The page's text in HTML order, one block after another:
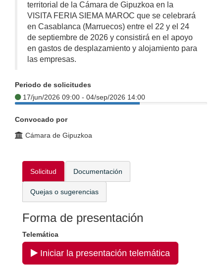
territorial de la Cámara de Gipuzkoa en la
VISITA FERIA SIEMA MAROC que se celebrará
en Casablanca (Marruecos) entre el 22 y el 24
de septiembre de 2026 y consistirá en el apoyo
en gastos de desplazamiento y alojamiento para
las empresas.
Periodo de solicitudes
17/jun/2026 09:00 - 04/sep/2026 14:00
Convocado por
Cámara de Gipuzkoa
Solicitud Documentación
Quejas o sugerencias
Forma de presentación
Telemática
Iniciar la presentación telemática